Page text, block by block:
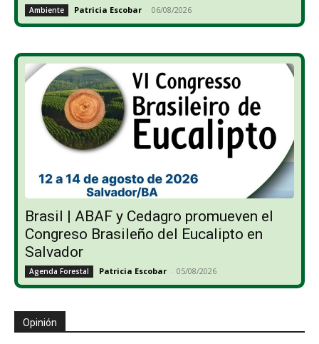
Ambiente Patricia Escobar - 06/08/2026
Brasil | ABAF y Cedagro promueven el
Congreso Brasileño del Eucalipto en
Salvador
Agenda Forestal Patricia Escobar - 05/08/2026
Opinión